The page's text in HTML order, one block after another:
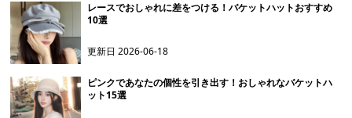
レースでおしゃれに差をつける！バケットハットおすすめ
10選
更新日2026-06-18
ピンクであなたの個性を引き出す！おしゃれなバケットハ
ット15選